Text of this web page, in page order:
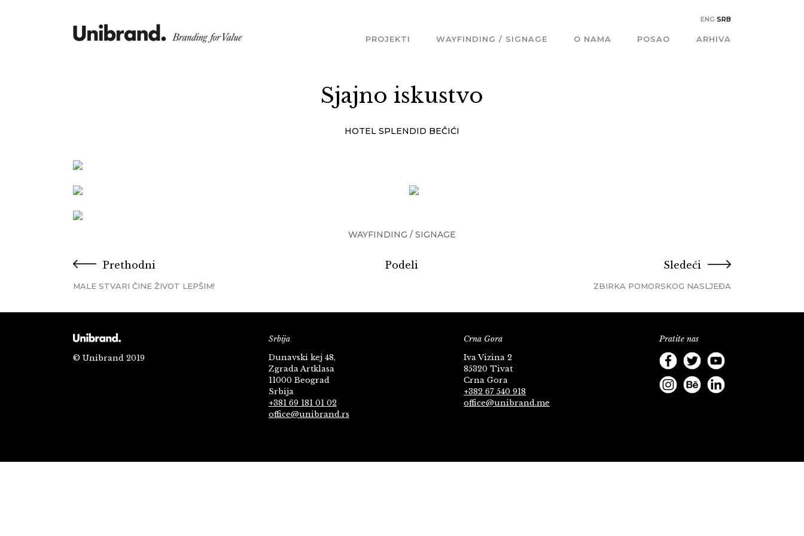
ENG SRB
PROJEKTI WAYFINDING / SIGNAGE O NAMA POSAO ARHIVA
Sjajno iskustvo
HOTEL SPLENDID BEČIĆI
WAYFINDING / SIGNAGE
Prethodni
MALE STVARI ČINE ŽIVOT LEPŠIM!
Podeli Sledeći
ZBIRKA POMORSKOG NASLJEĐA
© Unibrand 2019
Srbija
Dunavski kej 48,
Zgrada Artklasa
11000 Beograd
Srbija
+381 69 181 01 02
office@unibrand.rs
Crna Gora
Iva Vizina 2
85320 Tivat
Crna Gora
+382 67 540 918
office@unibrand.me
Pratite nas